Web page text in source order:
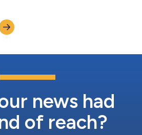
ECLS di Eurosets con
temporaneo ai pazienti affetti
news had
of reach?